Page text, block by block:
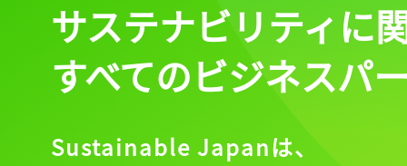
サステナビリティに
すべてのビジネスパ
Sustainable Japanは、